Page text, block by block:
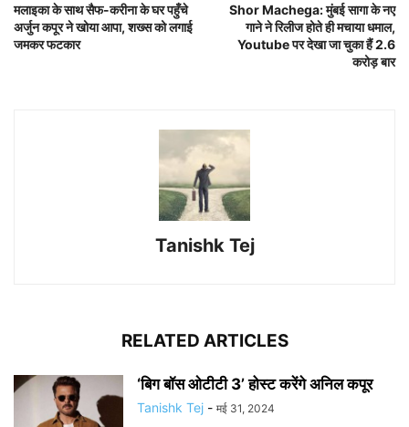
मलाइका के साथ सैफ-करीना के घर पहुँचे
अर्जुन कपूर ने खोया आपा, शख्स को लगाई
जमकर फटकार
Shor Machega: मुंबई सागा के नए
गाने ने रिलीज होते ही मचाया धमाल,
Youtube पर देखा जा चुका हैं 2.6
करोड़ बार
Tanishk Tej
RELATED ARTICLES
‘बिग बॉस ओटीटी 3’ होस्ट करेंगे अनिल कपूर
Tanishk Tej - मई 31, 2024